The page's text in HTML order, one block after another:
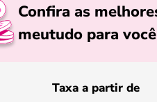
Confira as
meutudo para você
Taxa a partir de